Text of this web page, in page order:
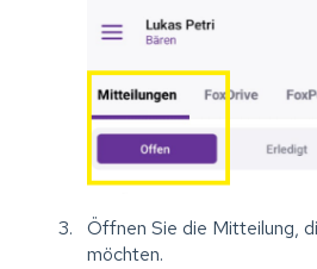
Öffnen Sie die Mitteilung,
möchten.